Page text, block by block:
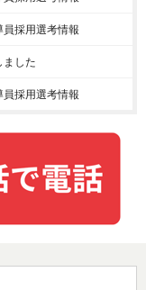
採用選考情報
ました
採用選考情報